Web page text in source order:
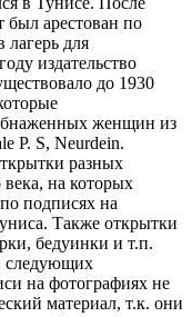
арестован по
для
издательство
до 1930
женщин из
P. S, Neurdein.
разных
века, на которых
подписях на
Также открытки
бедуинки и т.п.
следующих
на фотографиях не
материал, т.к. они